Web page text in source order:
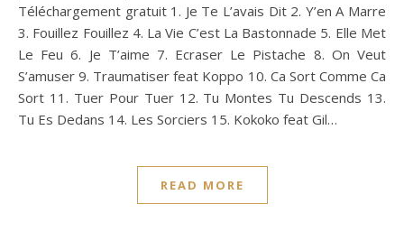
Téléchargement gratuit 1. Je Te L’avais Dit 2. Y’en A Marre
3. Fouillez Fouillez 4. La Vie C’est La Bastonnade 5. Elle Met
Le Feu 6. Je T’aime 7. Ecraser Le Pistache 8. On Veut
S’amuser 9. Traumatiser feat Koppo 10. Ca Sort Comme Ca
Sort 11. Tuer Pour Tuer 12. Tu Montes Tu Descends 13.
Tu Es Dedans 14. Les Sorciers 15. Kokoko feat Gil…
READ MORE